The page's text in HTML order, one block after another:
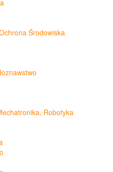
Środowiska
Robotyka